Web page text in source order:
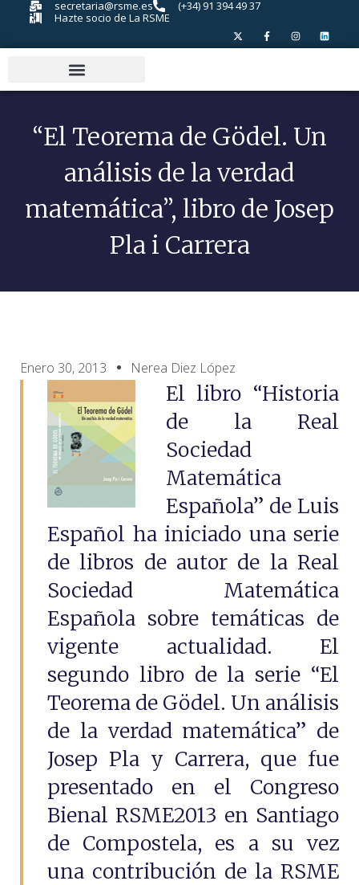
secretaria@rsme.es
(+34) 91 394 49 37
Hazte socio de La RSME
“El Teorema de Gödel. Un
análisis de la verdad
matemática”, libro de Josep
Pla i Carrera
Enero 30, 2013 Nerea Diez López
El libro “Historia
de la Real
Sociedad
Matemática
Española” de Luis
Español ha iniciado una serie
de libros de autor de la Real
Sociedad Matemática
Española sobre temáticas de
vigente actualidad. El
segundo libro de la serie “El
Teorema de Gödel. Un análisis
de la verdad matemática” de
Josep Pla y Carrera, que fue
presentado en el Congreso
Bienal RSME2013 en Santiago
de Compostela, es a su vez
una contribución de la RSME